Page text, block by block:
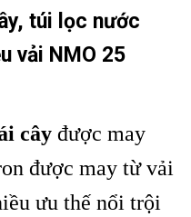
, túi lọc nước
vải NMO 25
cây được may
được may từ vải
ưu thế nổi trội